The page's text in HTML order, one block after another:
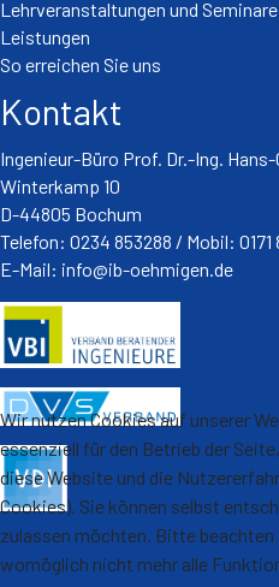
Lehrveranstaltungen und Seminare
Leistungen
So erreichen Sie uns
Kontakt
Ingenieur-Büro Prof. Dr.-Ing. Hans-
Winterkamp 10
D-44805 Bochum
Telefon: 0234 853288 / Mobil: 0171
E-Mail: info@ib-oehmigen.de
Wir nutzen Cookies auf unserer
essenziell für den Betrieb der
diese Website und die
Cookies). Sie können selbst
zulassen möchten. Bitte beachten
womöglich nicht mehr alle